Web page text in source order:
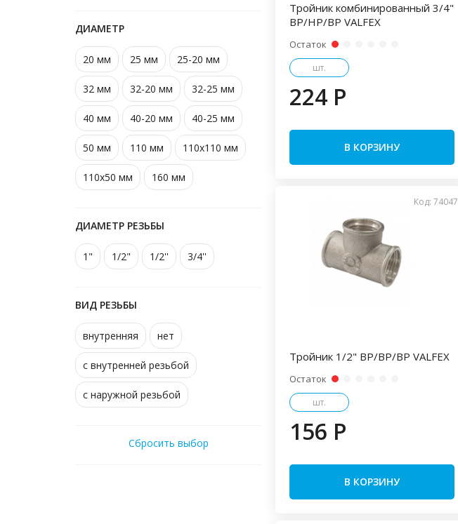
ДИАМЕТР
20 мм 25 мм 25-20 мм
32 мм 32-20 мм 32-25 мм
40 мм 40-20 мм 40-25 мм
50 мм 110 мм 110х110 мм
110х50 мм 160 мм
ДИАМЕТР РЕЗЬБЫ
1" 1/2" 1/2'' 3/4''
ВИД РЕЗЬБЫ
внутренняя нет
с внутренней резьбой
с наружной резьбой
Сбросить выбор
Тройник комбинированный 3/4"
ВР/НР/ВР VALFEX
Остаток
шт.
224 P
В КОРЗИНУ
Код: 74047
Тройник 1/2" ВР/ВР/ВР VALFEX
Остаток
шт.
156 P
В КОРЗИНУ